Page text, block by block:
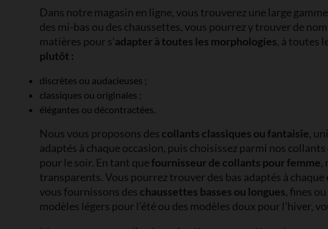
Dans notre magasin en ligne, vous trouverez une large
des mi-bas ou des chaussettes, vous pourrez y trouver de
matières pour s’adapter à toutes les morphologies, à toutes
plutôt :
discrètes ou audacieuses ;
classiques ou originales ;
élégantes ou décontractées.
Nous vous proposons des collants classiques ou fantaisie,
adaptés à chaque occasion, puis choisissez parmi nos
pour le soir. En tant quefournisseur de collants pour femme,
transparents. Vous pourrez trouver des bas adaptés à
vous fournissons des chaussettes basses ou longues, fines
modèles légers pour l’été ou des modèles doux pour l’hiver,